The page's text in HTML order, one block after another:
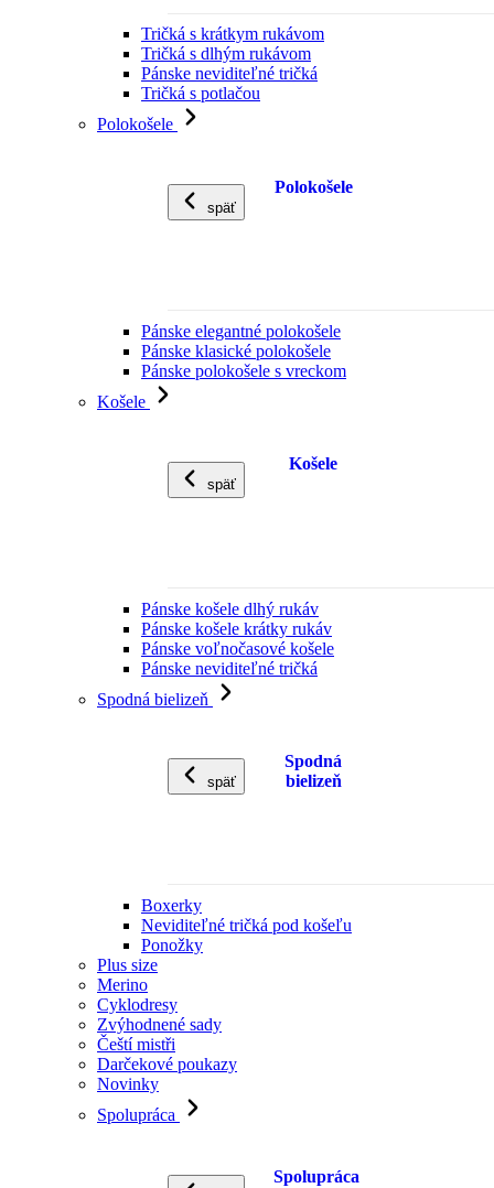
Tričká s krátkym rukávom
Tričká s dlhým rukávom
Pánske neviditeľné tričká
Tričká s potlačou
Polokošele
späť
Polokošele
Pánske elegantné polokošele
Pánske klasické polokošele
Pánske polokošele s vreckom
Košele
späť
Košele
Pánske košele dlhý rukáv
Pánske košele krátky rukáv
Pánske voľnočasové košele
Pánske neviditeľné tričká
Spodná bielizeň
späť
Spodná
bielizeň
Boxerky
Neviditeľné tričká pod košeľu
Ponožky
Plus size
Merino
Cyklodresy
Zvýhodnené sady
Čeští mistři
Darčekové poukazy
Novinky
Spolupráca
Spolupráca